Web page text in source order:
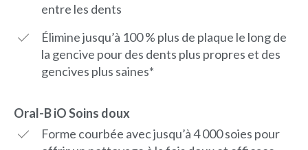
entre les dents
Élimine jusqu’à 100 % plus de plaque le long de
la gencive pour des dents plus propres et des
gencives plus saines*
Oral-B iO Soins doux
Forme courbée avec jusqu’à 4 000 soies pour